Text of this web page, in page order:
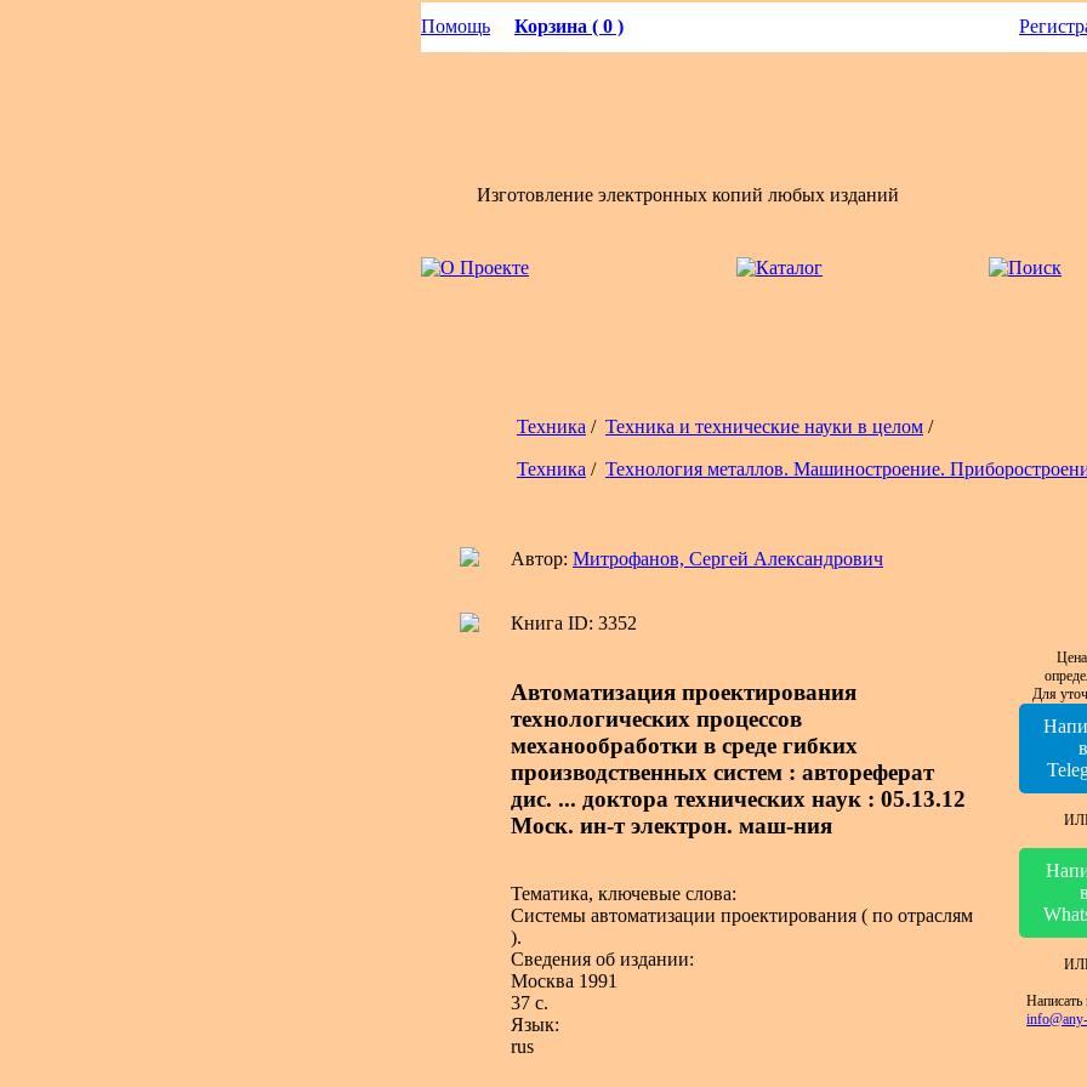
Помощь Корзина ( 0 )
Изготовление электронных копий любых изданий
Техника / Техника и технические науки в целом /
Техника / Технология металлов. Машиностроение.
Автор: Митрофанов, Сергей Александрович
Книга ID: 3352
Автоматизация проектирования
технологических процессов
механообработки в среде гибких
производственных систем : автореферат
дис. ... доктора технических наук : 05.13.12
Моск. ин-т электрон. маш-ния
Тематика, ключевые слова:
Системы автоматизации проектирования ( по отраслям
).
Сведения об издании:
Москва 1991
37 с.
Язык:
rus
Для
в
в
Написать